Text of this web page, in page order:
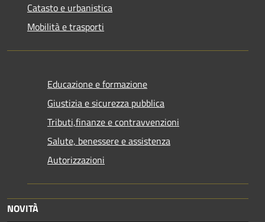
Catasto e urbanistica
Mobilità e trasporti
Educazione e formazione
Giustizia e sicurezza pubblica
Tributi,finanze e contravvenzioni
Salute, benessere e assistenza
Autorizzazioni
NOVITÀ